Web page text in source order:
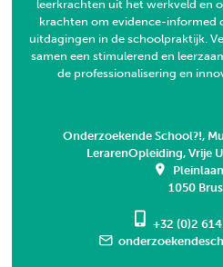
leerkrachten uit het werkveld en
krachten om evidence-informed
uitdagingen in de schoolpraktijk.
samen een stimulerend en
de professionalisering en
Onderzoekende School?!,
LerarenOpleiding, Vrije
1050
+32 (0)2